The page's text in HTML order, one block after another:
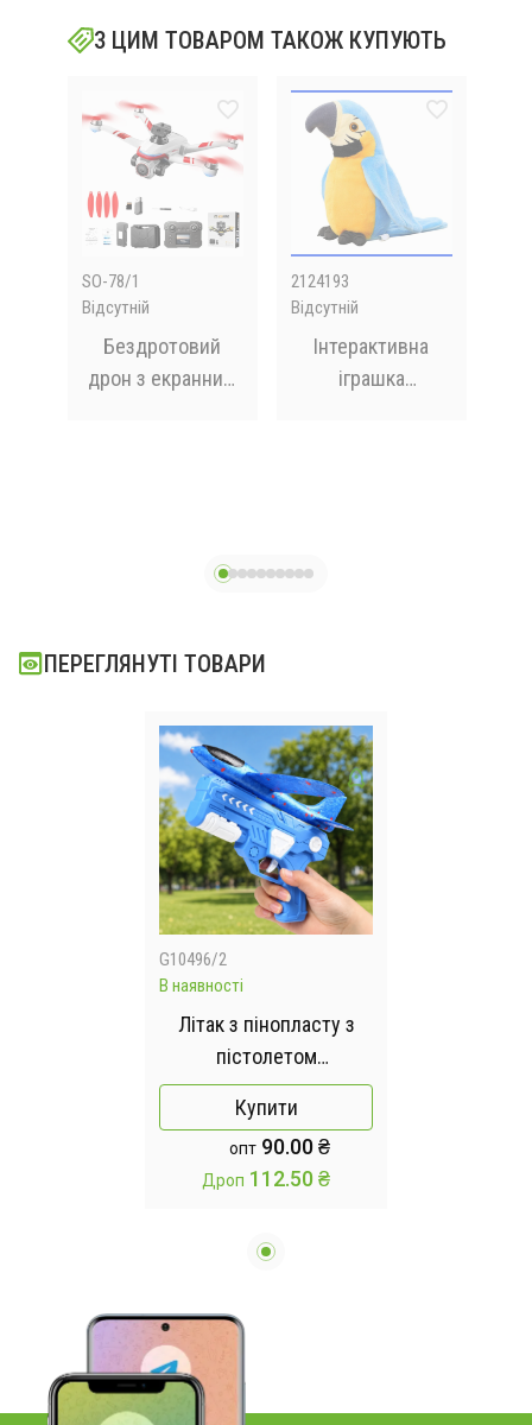
З ЦИМ ТОВАРОМ ТАКОЖ КУПУЮТЬ
SO-78/1
Відсутній
Бездротовий
дрон з екранним
позиціонуванням
K15MAX Білий
2124193
Відсутній
Інтерактивна
іграшка
ПЕРЕГЛЯНУТІ ТОВАРИ
G10496/2
В наявності
Літак з пінопласту з
пістолетом
катапультою Синій /
Дитячий пістолет
катапульта з літаючими
літачками / Ігровий
пістолета
Купити
опт 90.00 ₴
Дроп 112.50 ₴